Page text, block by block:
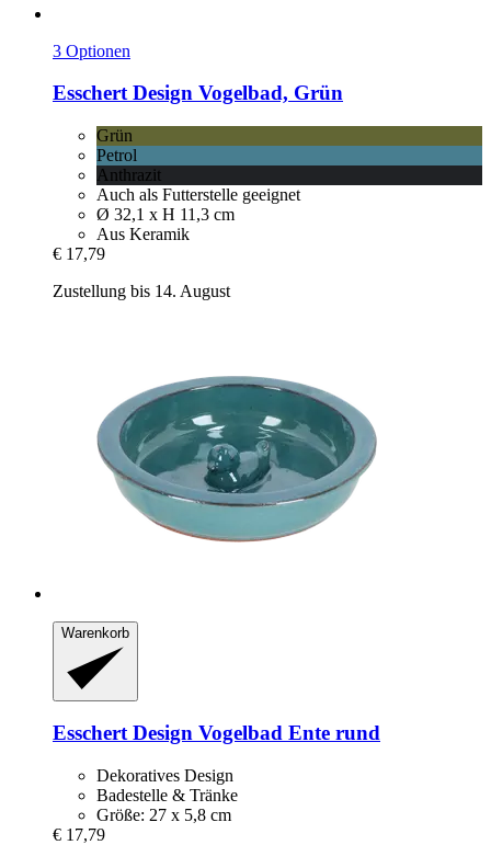
3 Optionen
Esschert Design Vogelbad, Grün
Grün
Petrol
Anthrazit
Auch als Futterstelle geeignet
Ø 32,1 x H 11,3 cm
Aus Keramik
€ 17,79
Zustellung bis 14. August
Warenkorb
Esschert Design Vogelbad Ente rund
Dekoratives Design
Badestelle & Tränke
Größe: 27 x 5,8 cm
€ 17,79